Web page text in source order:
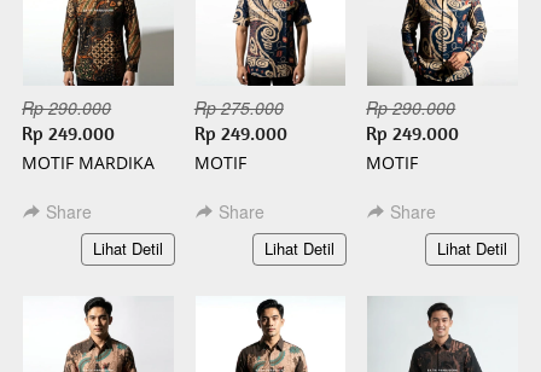
Rp 290.000
Rp 249.000
MOTIF MARDIKA
SLIMFIT
Share
`Lihat Detil
Rp 275.000
Rp 249.000
MOTIF
PENDEK BATIK
SLIMFIT
Share
`
Lihat Detil
Rp 290.000
Rp 249.000
MOTIF
PANJANG BATIK
SLIMFIT
Share
`Lihat Detil